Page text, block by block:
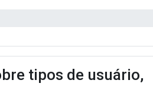
tipos de usuário,